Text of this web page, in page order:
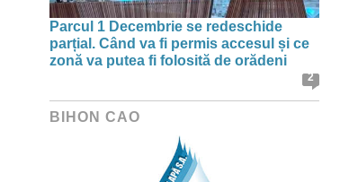
Parcul 1 Decembrie se redeschide
parțial. Când va fi permis accesul și ce
zonă va putea fi folosită de orădeni
2
BIHON CAO